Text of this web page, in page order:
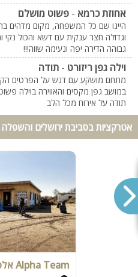
אחוזת כרמא - פשוט מושלם
היינו שם כל המשפחה, מקום מדהים
וגדולה חצר ענקית עם דשא והכול
גבוהה הדירה יפה ונעימה שווה!!!
וילה גפן ריזורט - תודה
מתחם מושקע עם דגש על הפרטים
במושב גפן מקסים והאווירה בוילה
תודה על אירוח מכל הלב
וילה אלמה-וילה אלמה
היה מצוין, נקי מרווח מגבות בשפע
אין מה להסתפק, הכי טוב שהייתי,
ומרחום ענקקק ונוח. שווה כל שקל
וילה כרם יוסף-מטורףףף!!!!
איזה אירוח מדהים! שמעון פשוט נתן
בשביל שנהנה, מקום מטופח שמור
הפרטים הקטנים. שולחנות משחק
מתחמי נדנדנות ופנאי, בריכת שחיה
נהנינו מכל דקה ונשארנו עם טעם של
אטרקציות בסביבת ירושלים והשפלה
Alpha Team אלפא טים